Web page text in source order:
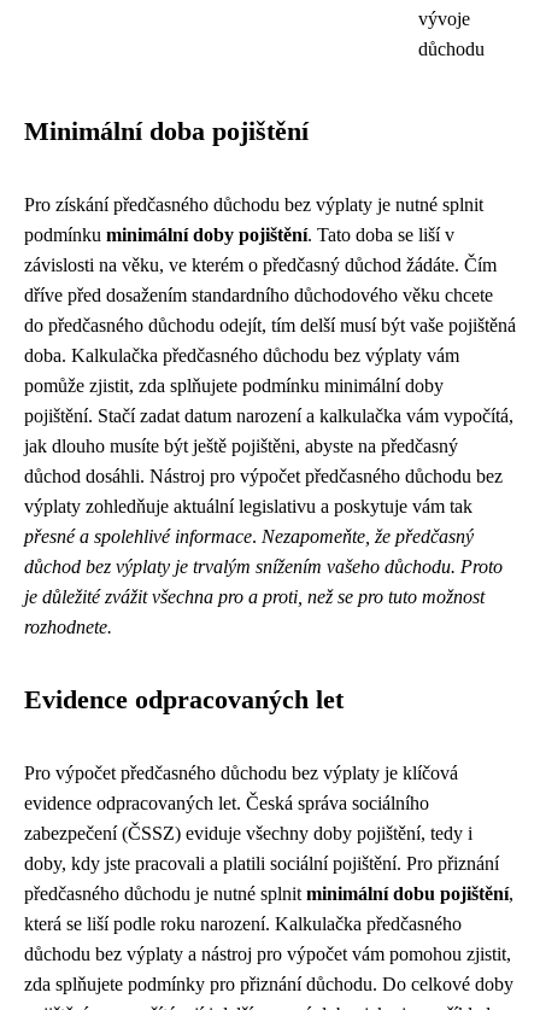
vývoje
důchodu
Minimální doba pojištění
Pro získání předčasného důchodu bez výplaty je nutné splnit
podmínku minimální doby pojištění. Tato doba se liší v
závislosti na věku, ve kterém o předčasný důchod žádáte. Čím
dříve před dosažením standardního důchodového věku chcete
do předčasného důchodu odejít, tím delší musí být vaše pojištěná
doba. Kalkulačka předčasného důchodu bez výplaty vám
pomůže zjistit, zda splňujete podmínku minimální doby
pojištění. Stačí zadat datum narození a kalkulačka vám vypočítá,
jak dlouho musíte být ještě pojištěni, abyste na předčasný
důchod dosáhli. Nástroj pro výpočet předčasného důchodu bez
výplaty zohledňuje aktuální legislativu a poskytuje vám tak
přesné a spolehlivé informace. Nezapomeňte, že předčasný
důchod bez výplaty je trvalým snížením vašeho důchodu. Proto
je důležité zvážit všechna pro a proti, než se pro tuto možnost
rozhodnete.
Evidence odpracovaných let
Pro výpočet předčasného důchodu bez výplaty je klíčová
evidence odpracovaných let. Česká správa sociálního
zabezpečení (ČSSZ) eviduje všechny doby pojištění, tedy i
doby, kdy jste pracovali a platili sociální pojištění. Pro přiznání
předčasného důchodu je nutné splnit minimální dobu pojištění,
která se liší podle roku narození. Kalkulačka předčasného
důchodu bez výplaty a nástroj pro výpočet vám pomohou zjistit,
zda splňujete podmínky pro přiznání důchodu. Do celkové doby